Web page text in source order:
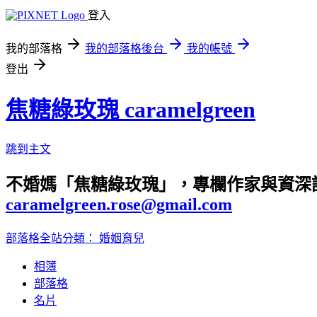
登入
我的部落格 我的部落格後台
我的帳號
登出
焦糖綠玫瑰 caramelgreen
跳到主文
不婚媽「焦糖綠玫瑰」，專欄作家與資深
caramelgreen.rose@gmail.com
部落格全站分類： 婚姻育兒
相簿
部落格
名片